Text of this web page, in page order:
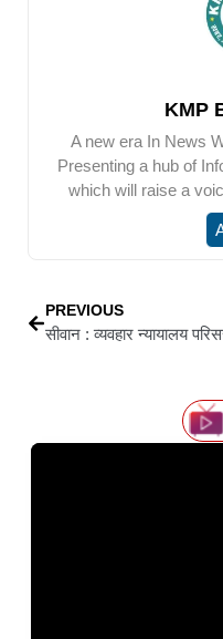
KMP
A new era In News
Presenting a hub of
which will raise a
PREVIOUS